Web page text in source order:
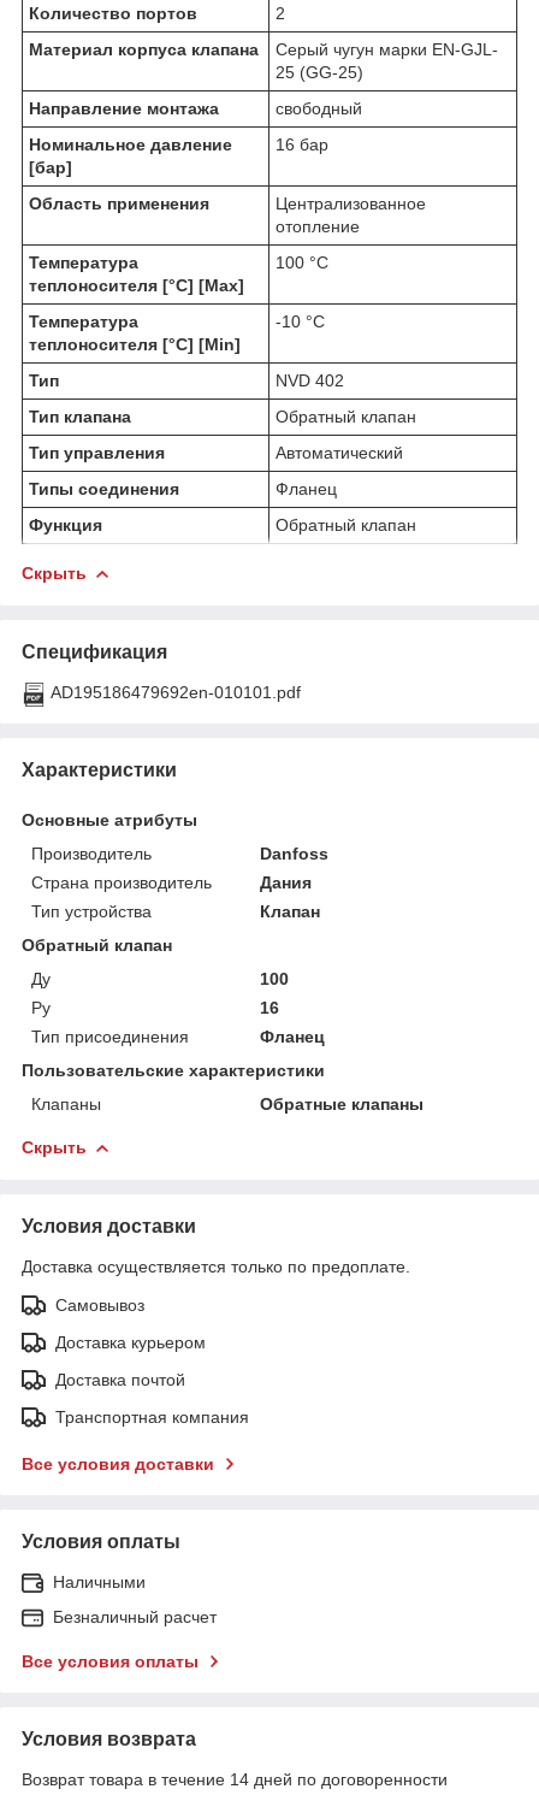
Количество портов
2
Материал корпуса клапана
Серый чугун марки EN-GJL-
25 (GG-25)
Направление монтажа
свободный
Номинальное давление
[бар]
16 бар
Область применения
Централизованное
отопление
Температура
теплоносителя [°C] [Max]
100 °C
Температура
теплоносителя [°C] [Min]
-10 °C
Тип
NVD 402
Тип клапана
Обратный клапан
Тип управления
Автоматический
Типы соединения
Фланец
Функция
Обратный клапан
Скрыть
Спецификация
AD195186479692en-010101.pdf
Характеристики
Основные атрибуты
Производитель
Danfoss
Страна производитель
Дания
Тип устройства
Клапан
Обратный клапан
Ду
100
Ру
16
Тип присоединения
Фланец
Пользовательские характеристики
Клапаны
Обратные клапаны
Скрыть
Условия доставки
Доставка осуществляется только по предоплате.
Самовывоз
Доставка курьером
Доставка почтой
Транспортная компания
Все условия доставки
Условия оплаты
Наличными
Безналичный расчет
Все условия оплаты
Условия возврата
Возврат товара в течение 14 дней по договоренности